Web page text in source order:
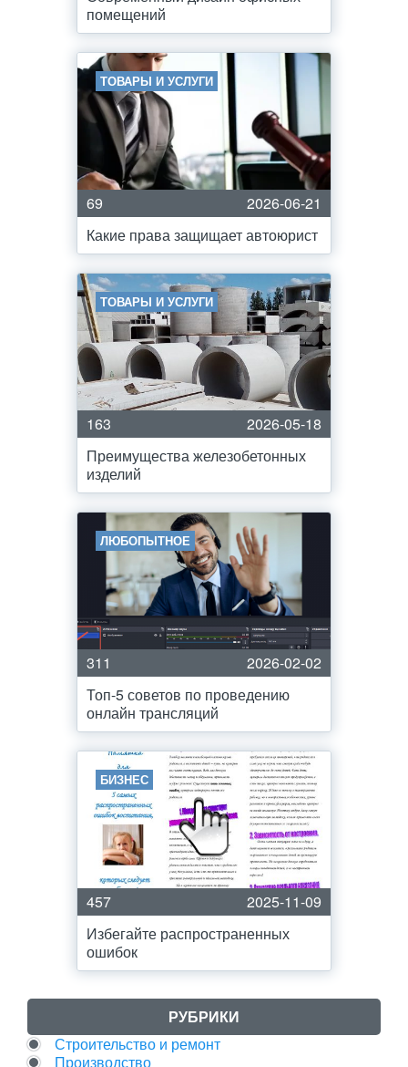
помещений
ТОВАРЫ И УСЛУГИ
69
2026-06-21
Какие права защищает автоюрист
ТОВАРЫ И УСЛУГИ
163
2026-05-18
Преимущества железобетонных
изделий
ЛЮБОПЫТНОЕ
311
2026-02-02
Топ-5 советов по проведению
онлайн трансляций
БИЗНЕС
457
2025-11-09
Избегайте распространенных
ошибок
РУБРИКИ
Строительство и ремонт
Производство